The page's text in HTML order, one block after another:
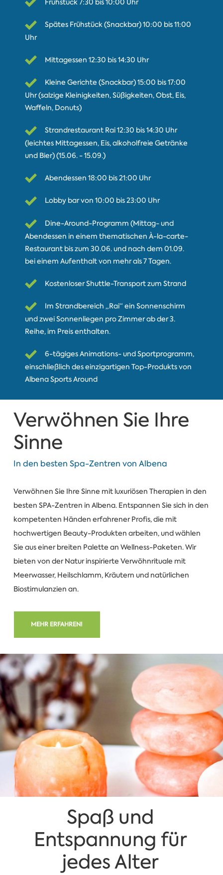
Spätes Frühstück (Snackbar) 10:00 bis 11:00
Uhr
Mittagessen 12:30 bis 14:30 Uhr
Kleine Gerichte (Snackbar) 15:00 bis 17:00
Uhr (salzige Kleinigkeiten, Süßigkeiten, Obst, Eis,
Waffeln, Donuts)
Strandrestaurant Rai 12:30 bis 14:30 Uhr
(leichtes Mittagessen, Eis, alkoholfreie Getränke
und Bier) (15.06. - 15.09.)
Abendessen 18:00 bis 21:00 Uhr
Lobby bar von 10:00 bis 23:00 Uhr
Dine-Around-Programm (Mittag- und
Abendessen in einem thematischen À-la-carte-
Restaurant bis zum 30.06. und nach dem 01.09.
bei einem Aufenthalt von mehr als 7 Tagen.
Kostenloser Shuttle-Transport zum Strand
Im Strandbereich „Rai“ ein Sonnenschirm
und zwei Sonnenliegen pro Zimmer ab der 3.
Reihe, im Preis enthalten.
6-tägiges Animations- und Sportprogramm,
einschließlich des einzigartigen Top-Produkts von
Albena Sports Around
Verwöhnen Sie Ihre
Sinne
In den besten Spa-Zentren von Albena
Verwöhnen Sie Ihre Sinne mit luxuriösen Therapien in den
besten SPA-Zentren in Albena. Entspannen Sie sich in den
kompetenten Händen erfahrener Profis, die mit
hochwertigen Beauty-Produkten arbeiten, und wählen
Sie aus einer breiten Palette an Wellness-Paketen. Wir
bieten von der Natur inspirierte Verwöhnrituale mit
Meerwasser, Heilschlamm, Kräutern und natürlichen
Biostimulanzien an.
MEHR ERFAHREN!
Spaß und
Entspannung für
jedes Alter